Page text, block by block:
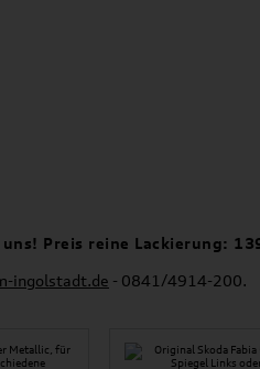
Preis reine Lackierung:
ingolstadt.de - 0841/4914-200.